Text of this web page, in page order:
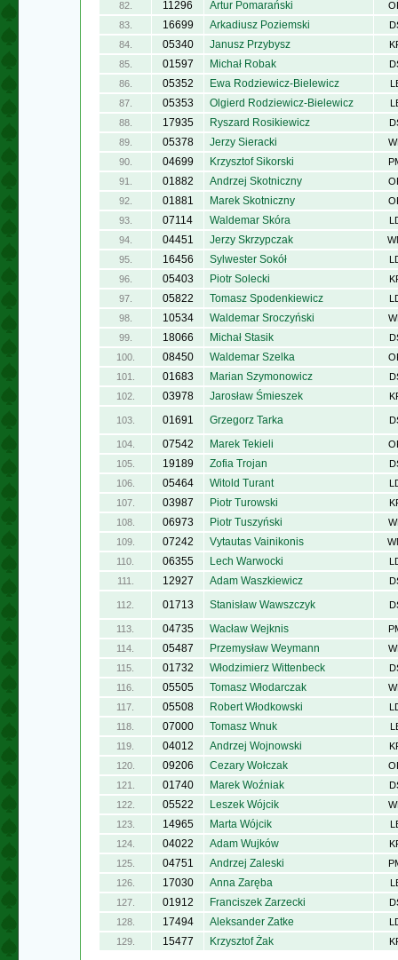
82. 11296 Artur Pomarański
83.
16699 Arkadiusz Poziemski
84.
05340 Janusz Przybysz
85.
01597 Michał Robak
86.
05352 Ewa Rodziewicz-Bielewicz
87.
05353 Olgierd Rodziewicz-Bielewicz
88.
17935 Ryszard Rosikiewicz
89.
05378 Jerzy Sieracki
90.
04699 Krzysztof Sikorski
91.
01882 Andrzej Skotniczny
92.
01881 Marek Skotniczny
93.
07114 Waldemar Skóra
94.
04451 Jerzy Skrzypczak
95.
16456 Sylwester Sokół
96.
05403 Piotr Solecki
97.
05822 Tomasz Spodenkiewicz
98.
10534 Waldemar Sroczyński
99.
18066 Michał Stasik
100.
08450 Waldemar Szelka
101.
01683 Marian Szymonowicz
102.
03978 Jarosław Śmieszek
103. 01691 Grzegorz Tarka
104. 07542 Marek Tekieli
105.
19189 Zofia Trojan
106.
05464 Witold Turant
107.
03987 Piotr Turowski
108.
06973 Piotr Tuszyński
109.
07242 Vytautas Vainikonis
110.
06355 Lech Warwocki
111.
12927 Adam Waszkiewicz
112. 01713 Stanisław Wawszczyk
113. 04735 Wacław Wejknis
114.
05487 Przemysław Weymann
115.
01732 Włodzimierz Wittenbeck
116.
05505 Tomasz Włodarczak
117.
05508 Robert Włodkowski
118.
07000 Tomasz Wnuk
119.
04012 Andrzej Wojnowski
120.
09206 Cezary Wołczak
121.
01740 Marek Woźniak
122.
05522 Leszek Wójcik
123.
14965 Marta Wójcik
124.
04022 Adam Wujków
125.
04751 Andrzej Zaleski
126.
17030 Anna Zaręba
127.
01912 Franciszek Zarzecki
128.
17494 Aleksander Zatke
129.
15477 Krzysztof Żak